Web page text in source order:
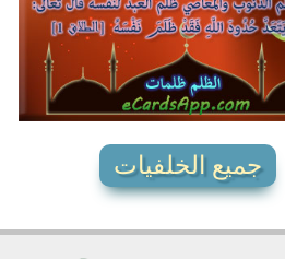
35
جميع الخلفيات